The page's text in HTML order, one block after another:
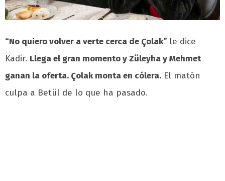
“No quiero volver a verte cerca de Çolak” le dice
Kadir. Llega el gran momento y Züleyha y Mehmet
ganan la oferta. Çolak monta en cólera. El matón
culpa a Betül de lo que ha pasado.